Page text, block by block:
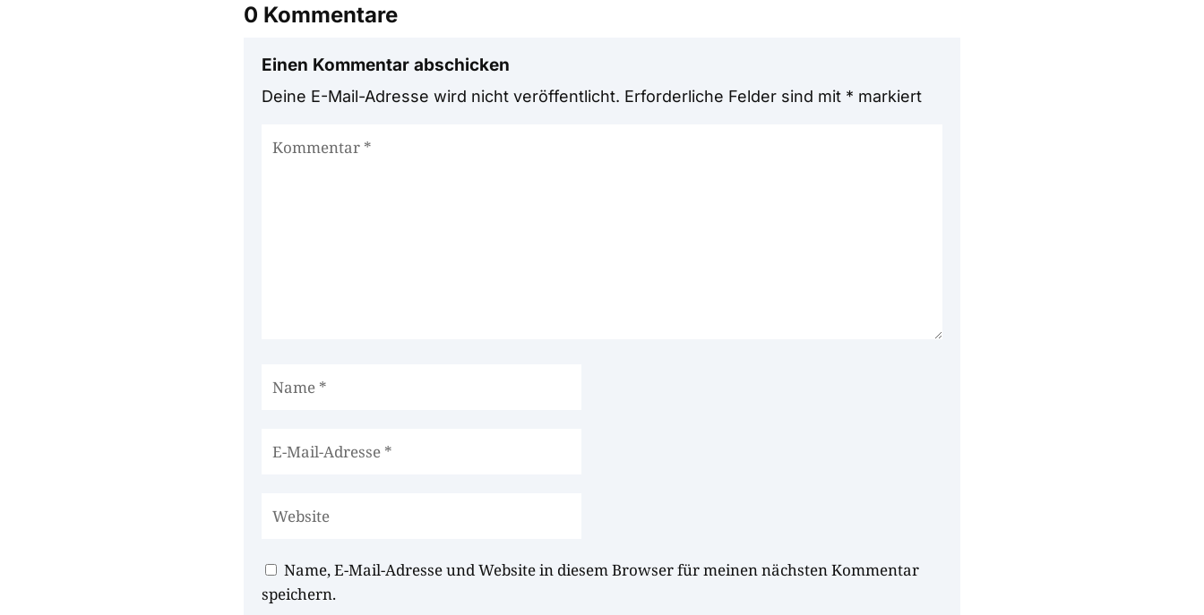
0 Kommentare
Einen Kommentar abschicken
Deine E-Mail-Adresse wird nicht veröffentlicht. Erforderliche Felder sind mit * markiert
Name, E-Mail-Adresse und Website in diesem Browser für meinen nächsten Kommentar
speichern.